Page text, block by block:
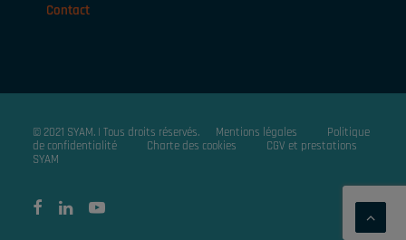
Contact
© 2021 SYAM. | Tous droits réservés. Mentions légales
Politique
de confidentialité
Charte des cookies
CGV et prestations
SYAM